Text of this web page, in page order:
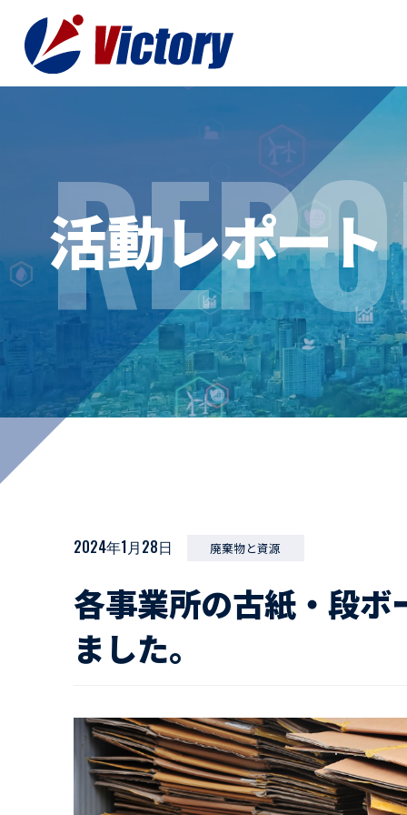
事業紹介
総合解体 / 解体事業
産業廃棄物収集/ 運搬
企業概要
私たちについて
活動レポート
最新情
お役立
プライ
お問い
よく
活動レポート
2024年1月28日 廃棄物と資源
各事業所の古紙・段
ました。